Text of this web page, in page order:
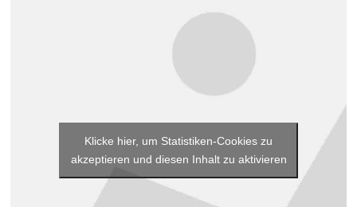
Klicke hier, um Statistiken-Cookies zu
akzeptieren und diesen Inhalt zu aktivieren